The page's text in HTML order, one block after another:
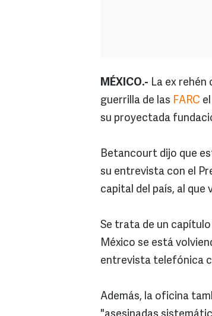
MÉXICO.- La ex
guerrilla de las FARC
su proyectada
Betancourt dijo que
su entrevista con el
capital del país, al que
Se trata de un
México se está
entrevista telefónica
Además, la oficina